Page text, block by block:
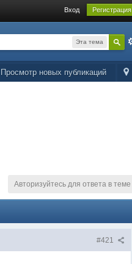
Вход Регистрация
Эта тема
Просмотр новых публикаций
Авторизуйтесь для ответа в теме
#421